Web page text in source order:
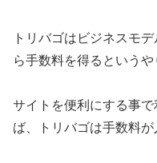
トリバゴはビジネスモ
ら手数料を得るというや
サイトを便利にする事
ば、トリバゴは手数料が